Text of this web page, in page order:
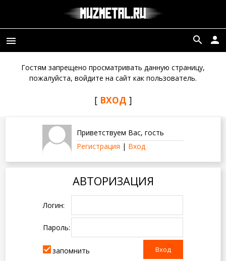
menu person
search
Гостям запрещено просматривать данную страницу,
пожалуйста, войдите на сайт как пользователь.
[ ВХОД ]
Приветствуем Вас, гость
Регистрация | Вход
АВТОРИЗАЦИЯ
Логин:
Пароль:
запомнить